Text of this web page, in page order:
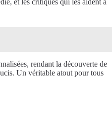
rendant la découverte de
Un véritable atout pour tous